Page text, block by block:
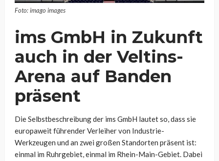
Foto: imago images
ims GmbH in Zukunft
auch in der Veltins-
Arena auf Banden
präsent
Die Selbstbeschreibung der ims GmbH lautet so, dass sie
europaweit führender Verleiher von Industrie-
Werkzeugen und an zwei großen Standorten präsent ist:
einmal im Ruhrgebiet, einmal im Rhein-Main-Gebiet. Dabei